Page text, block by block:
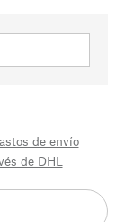
de envío
de DHL